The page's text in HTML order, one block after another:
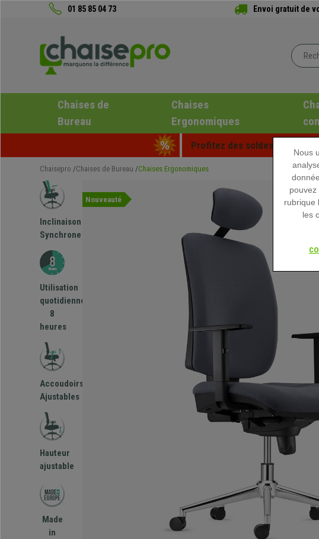
01 85 85 04 73 Envoi gratuit de
Chaises de
Bureau
Chaises
Ergonomiques
Profitez des soldes d'été
Chaisepro Chaises de Bureau Chaises Ergonomiques
Inclinaison
Synchrone
Utilisation
quotidienne
8
heures
Accoudoirs
Ajustables
Hauteur
ajustable
Made
in
Nouveauté
Nous
rubrique
les